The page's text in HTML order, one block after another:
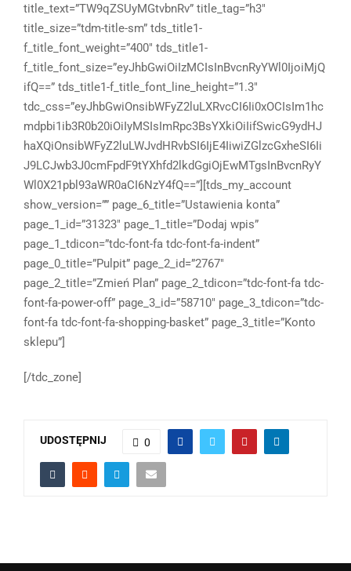
title_text=”TW9qZSUyMGtvbnRv” title_tag=”h3″
title_size=”tdm-title-sm” tds_title1-
f_title_font_weight=”400″ tds_title1-
f_title_font_size=”eyJhbGwiOiIzMCIsInBvcnRyYWl0IjoiMjQ
ifQ==” tds_title1-f_title_font_line_height=”1.3″
tdc_css=”eyJhbGwiOnsibWFyZ2luLXRvcCI6Ii0xOCIsIm1hc
mdpbi1ib3R0b20iOiIyMSIsImRpc3BsYXkiOiIifSwicG9ydHJ
haXQiOnsibWFyZ2luLWJvdHRvbSI6IjE4IiwiZGlzcGxheSI6Ii
J9LCJwb3J0cmFpdF9tYXhfd2lkdGgiOjEwMTgsInBvcnRyY
Wl0X21pbl93aWR0aCI6NzY4fQ==”][tds_my_account
show_version=”” page_6_title=”Ustawienia konta”
page_1_id=”31323″ page_1_title=”Dodaj wpis”
page_1_tdicon=”tdc-font-fa tdc-font-fa-indent”
page_0_title=”Pulpit” page_2_id=”2767″
page_2_title=”Zmień Plan” page_2_tdicon=”tdc-font-fa tdc-
font-fa-power-off” page_3_id=”58710″ page_3_tdicon=”tdc-
font-fa tdc-font-fa-shopping-basket” page_3_title=”Konto
sklepu”]
[/tdc_zone]
UDOSTĘPNIJ 0